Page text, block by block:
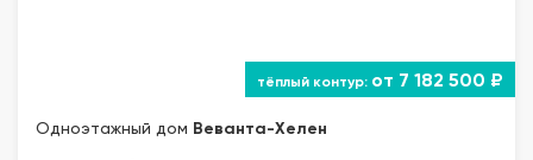
от 7 182 500 ₽
Одноэтажный дом Веванта-Хелен